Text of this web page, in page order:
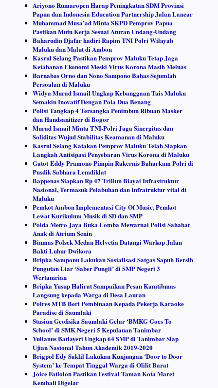
Ariyono Rumaropen Harap Peningkatan SDM Provinsi
Papua dan Indonesia Education Partnership Jalan Lancar
Muhammad Musa’ad Minta SKPD Pemprov Papua
Pastikan Mutu Kerja Sesuai Aturan Undang-Undang
Baharudin Djafar hadiri Rapim TNI Polri Wilayah
Maluku dan Malut di Ambon
Kasrul Selang Pastikan Pemprov Maluku Tetap Jaga
Ketahanan Ekonomi Meski Virus Korona Masih Meluas
Barnabas Orno dan Nono Sampono Bahas Sejumlah
Persoalan di Maluku
Widya Murad Ismail Ungkap Kebanggaan Tais Maluku
Semakin Inovatif Dengan Pola Dua Benang
Polisi Tangkap 4 Tersangka Penimbun Ribuan Masker
dan Handsanitizer di Bogor
Murad Ismail Minta TNI-Polri Jaga Sinergitas dan
Soliditas Wujud Stabilitas Keamanan di Maluku
Kasrul Selang Katakan Pemprov Maluku Telah Siapkan
Langkah Antisipasi Penyebaran Virus Korona di Maluku
Gatot Eddy Pramono Pimpin Rakernis Baharkam Polri di
Pusdik Sabhara Lemdiklat
Bappenas Siapkan Rp 47 Triliun Biayai Infrastruktur
Nasional, Termasuk Pelabuhan dan Infratruktur vital di
Maluku
Pemkot Ambon Implementasi City Of Music, Pemkot
Lewat Kurikulum Musik di SD dan SMP
Polda Metro Jaya Buka Lomba Mewarnai Polisi Sahabat
Anak di Atrium Senin
Binmas Polsek Medan Helvetia Datangi Warkop Jalan
Bakti Luhur Dwikora
Bripka Samponu Lakukan Sosialisasi Satgas Sapuh Bersih
Pungutan Liar ‘Saber Pungli’ di SMP Negeri 3
Wertamrian
Bripka Yusup Halirat Sampaikan Pesan Kamtibmas
Langsung kepada Warga di Desa Lauran
Polres MTB Beri Pembinaan Kepada Pekerja Karaoke
Paradise di Saumlaki
Stasiun Geofisika Saumlaki Gelar ‘BMKG Goes To
School’ di SMK Negeri 5 Kepulauan Tanimbar
Yulianus Batlayeri Ungkap 64 SMP di Tanimbar Siap
Ujian Nasional Tahun Akademik 2019-2020
Brigpol Edy Saklil Lakukan Kunjungan ‘Door to Door
System’ ke Tempat Tinggal Warga di Olilit Barat
Joice Fatlolon Pastikan Festival Taman Kota Maret
Kembali Digelar